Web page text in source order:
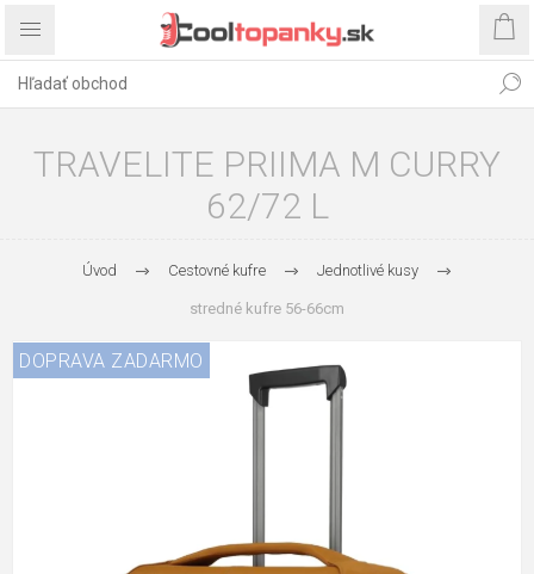
TRAVELITE PRIIMA M CURRY
62/72 L
Úvod Cestovné kufre Jednotlivé kusy
stredné kufre 56-66cm
DOPRAVA ZADARMO